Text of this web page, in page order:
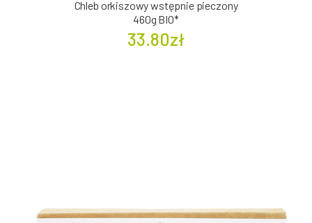
Chleb orkiszowy wstępnie pieczony
460g BIO*
33.80zł